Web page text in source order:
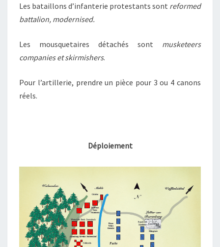
Les bataillons d’infanterie protestants sont reformed
battalion, modernised.
Les mousquetaires détachés sont musketeers
companies et skirmishers.
Pour l’artillerie, prendre un pièce pour 3 ou 4 canons
réels.
Déploiement